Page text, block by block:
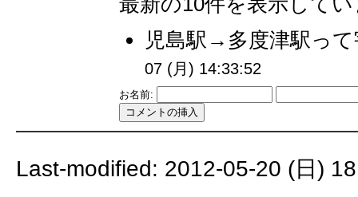
児島駅→多度津駅っ
07 (月) 14:33:52
お名前:
Last-modified: 2012-05-20 (日)